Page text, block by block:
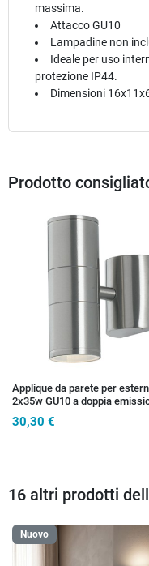
massima.
Attacco GU10
Lampadine non
Ideale per uso
protezione IP44.
Dimensioni
Prodotto
Applique da parete per
2x35w GU10 a doppia
30,30 €
16 altri prodotti
Nuovo